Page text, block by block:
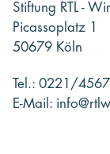
Stiftung RTL -
Picassoplatz 1
50679 Köln
Tel.: 0221/
E-Mail: